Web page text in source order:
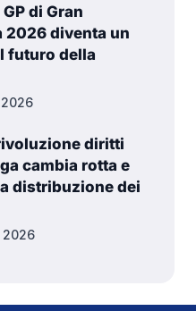
di Gran
2026 diventa un
futuro della
diritti
cambia rotta e
distribuzione dei
2026